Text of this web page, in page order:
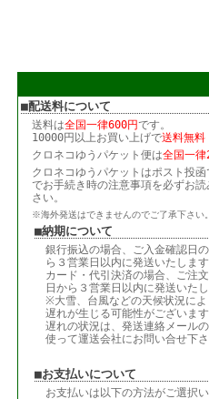
■配送料について
送料は全国一律600円です。
10000円以上お買い上げで送料無料
クロネコゆうパケット便は全国一律
クロネコゆうパケットはポスト投
でお手続き時の注意事項を必ずお
さい。
※海外発送はできませんのでご了承下さい
■納期について
銀行振込の場合、ご入金確認日
ら３営業日以内に発送いたしま
カード・代引決済の場合、ご注
日から３営業日以内に発送いた
※大雪、台風などの天候状況に
遅れが生じる可能性がございま
遅れの状況は、発送連絡メール
使って運送会社にお問い合せ下
■お支払いについて
お支払いは以下の方法がご選択